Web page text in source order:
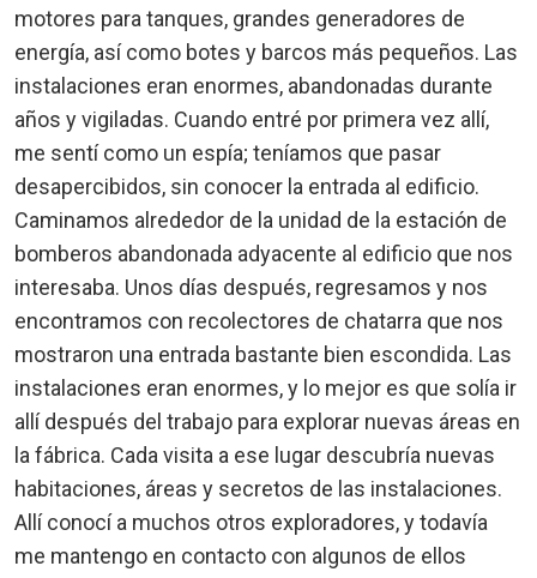
motores para tanques, grandes generadores de
energía, así como botes y barcos más pequeños. Las
instalaciones eran enormes, abandonadas durante
años y vigiladas. Cuando entré por primera vez allí,
me sentí como un espía; teníamos que pasar
desapercibidos, sin conocer la entrada al edificio.
Caminamos alrededor de la unidad de la estación de
bomberos abandonada adyacente al edificio que nos
interesaba. Unos días después, regresamos y nos
encontramos con recolectores de chatarra que nos
mostraron una entrada bastante bien escondida. Las
instalaciones eran enormes, y lo mejor es que solía ir
allí después del trabajo para explorar nuevas áreas en
la fábrica. Cada visita a ese lugar descubría nuevas
habitaciones, áreas y secretos de las instalaciones.
Allí conocí a muchos otros exploradores, y todavía
me mantengo en contacto con algunos de ellos